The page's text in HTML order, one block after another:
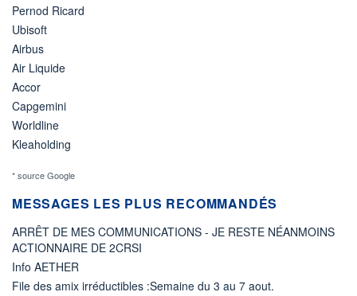
Pernod Ricard
Ubisoft
Airbus
Air Liquide
Accor
Capgemini
Worldline
Kleaholding
* source Google
MESSAGES LES PLUS RECOMMANDÉS
ARRÊT DE MES COMMUNICATIONS - JE RESTE NÉANMOINS
ACTIONNAIRE DE 2CRSI
Info AETHER
File des amix irréductibles :Semaine du 3 au 7 aout.